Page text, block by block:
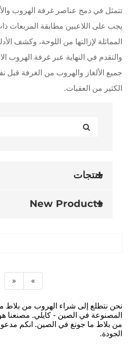
تتمثل في دمج عناصر غرفة الهروب
يجب على اللاعبين مطابقة المربعات
المماثلة لإزالتها من اللوحة، وكشف
والتقدم في النهاية عبر غرفة الهروب
جميع الألغاز والهروب من الغرفة قبل
الكثير من العقبات.
منتجات
New Products
« »
نحن نتطلع إلى شراء الهروب من بلاط
المصنوعة في الصين - كايلي. مصنعنا
من بلاط ما جونغ في الصين. انكم
الجودة.